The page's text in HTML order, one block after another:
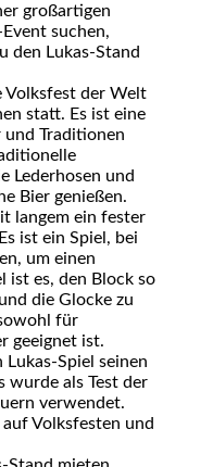
großartigen
suchen,
den Lukas-Stand
Volksfest der Welt
statt. Es ist eine
und Traditionen
Lederhosen und
Bier genießen.
langem ein fester
ist ein Spiel, bei
um einen
ist es, den Block so
die Glocke zu
für
geeignet ist.
Lukas-Spiel seinen
wurde als Test der
verwendet.
Volksfesten und